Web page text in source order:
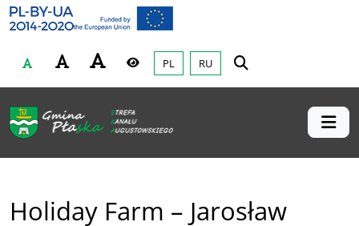
Gmina Płaska
Przejdź do głównej treśći
Czcionka Wysoki kontrast
PL RU
Holiday Farm – Jarosław